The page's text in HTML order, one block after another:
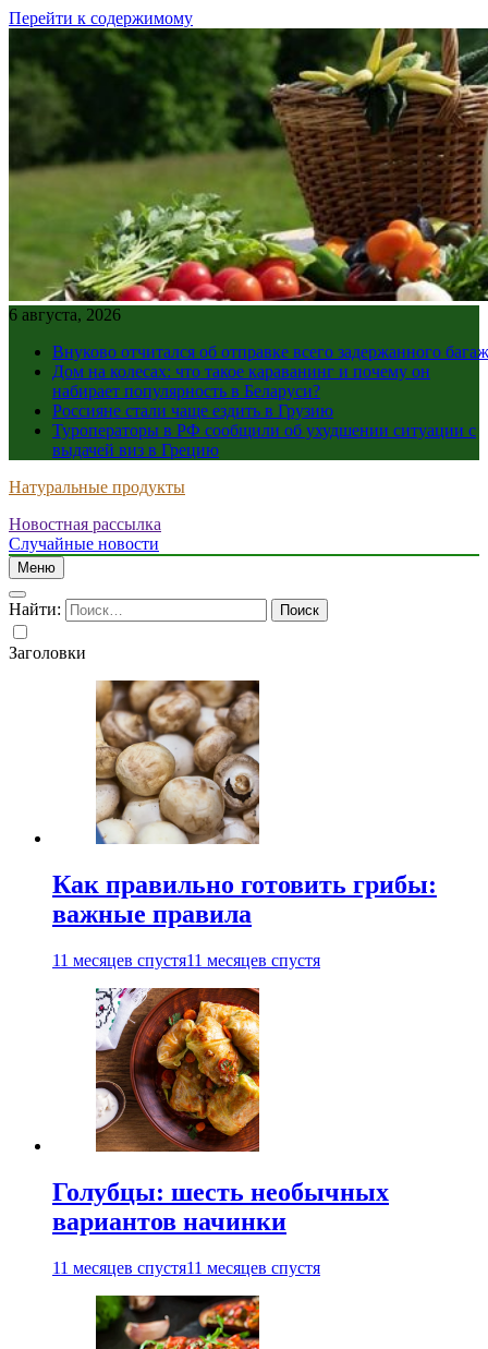
Перейти к содержимому
6 августа, 2026
Внуково отчитался об отправке всего задержанного
Дом на колесах: что такое караванинг и почему он
набирает популярность в Беларуси?
Россияне стали чаще ездить в Грузию
Туроператоры в РФ сообщили об ухудшении ситуации с
выдачей виз в Грецию
Натуральные продукты
Новостная рассылка
Случайные новости
Меню
Найти:
Заголовки
Как правильно готовить грибы:
важные правила
11 месяцев спустя11 месяцев спустя
Голубцы: шесть необычных
вариантов начинки
11 месяцев спустя11 месяцев спустя